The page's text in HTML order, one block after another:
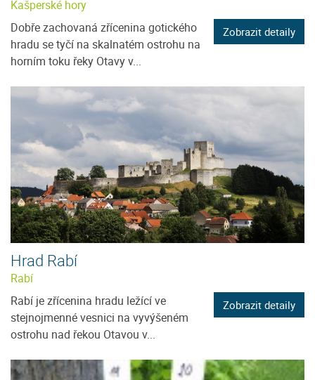
Kašperské hory
Dobře zachovaná zřícenina gotického
hradu se tyčí na skalnatém ostrohu na
horním toku řeky Otavy v...
Zobrazit detaily
Hrad Rabí
Rabí
Rabí je zřícenina hradu ležící ve
stejnojmenné vesnici na vyvýšeném
ostrohu nad řekou Otavou v...
Zobrazit detaily